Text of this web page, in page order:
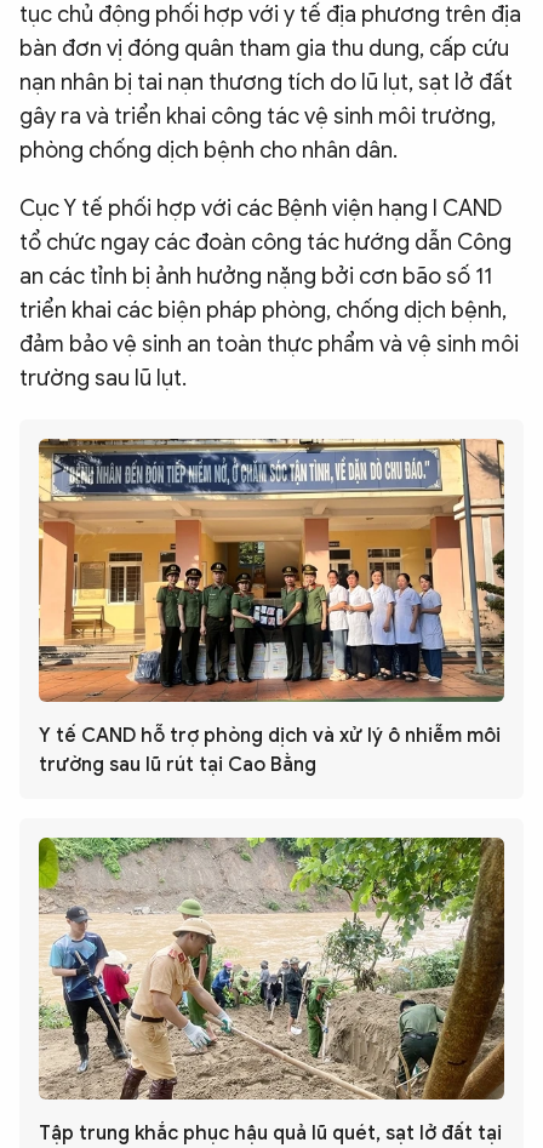
tục chủ động phối hợp với y tế địa phương trên địa
bàn đơn vị đóng quân tham gia thu dung, cấp cứu
nạn nhân bị tai nạn thương tích do lũ lụt, sạt lở đất
gây ra và triển khai công tác vệ sinh môi trường,
phòng chống dịch bệnh cho nhân dân.
Cục Y tế phối hợp với các Bệnh viện hạng I CAND
tổ chức ngay các đoàn công tác hướng dẫn Công
an các tỉnh bị ảnh hưởng nặng bởi cơn bão số 11
triển khai các biện pháp phòng, chống dịch bệnh,
đảm bảo vệ sinh an toàn thực phẩm và vệ sinh môi
trường sau lũ lụt.
Y tế CAND hỗ trợ phòng dịch và xử lý ô nhiễm môi
trường sau lũ rút tại Cao Bằng
Tập trung khắc phục hậu quả lũ quét, sạt lở đất tại